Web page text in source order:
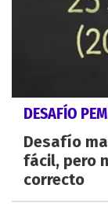
DESAFÍO
Desafío
fácil, pero
correcto